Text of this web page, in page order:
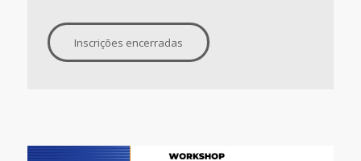
Inscrições encerradas